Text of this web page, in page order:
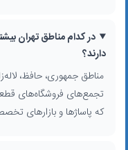
فروشگاه‌های تخصصی قطعات
ماژول، برد و...)
مراکزخرید وسایل الکترونیکیو
تعمیر
پخش عمده قطعات الکترونیکی و
در کدام مناطق تهران
دارند؟
مناطق جمهوری، حافظ،
تجمع‌های فروشگاه‌های
که پاساژها و بازارهای